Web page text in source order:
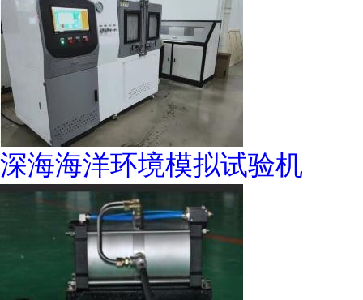
深海海洋环境模拟试验机